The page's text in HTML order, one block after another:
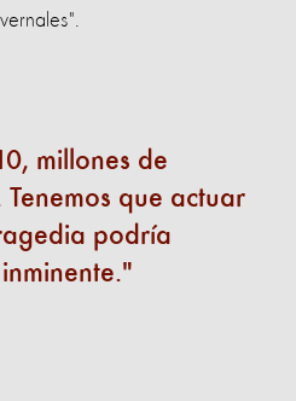
millones de
que actuar
podría